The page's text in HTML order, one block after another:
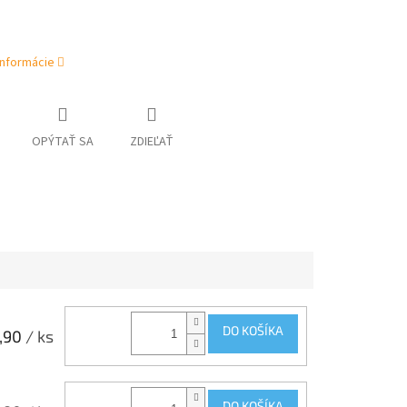
OPÝTAŤ SA ZDIEĽAŤ
/ ks DO KOŠÍKA